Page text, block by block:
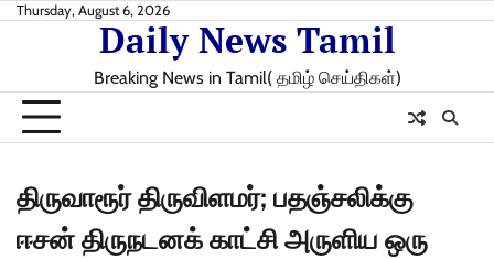
SkipThursday, August 6, 2026
Daily News Tamil
Breaking News in Tamil( தமிழ் செய்திகள்)
திருவாரூர் திருவிளமர்; பதஞ்சலிக்கு
ஈசன் திருநடனக் காட்சி அருளிய ஒரு